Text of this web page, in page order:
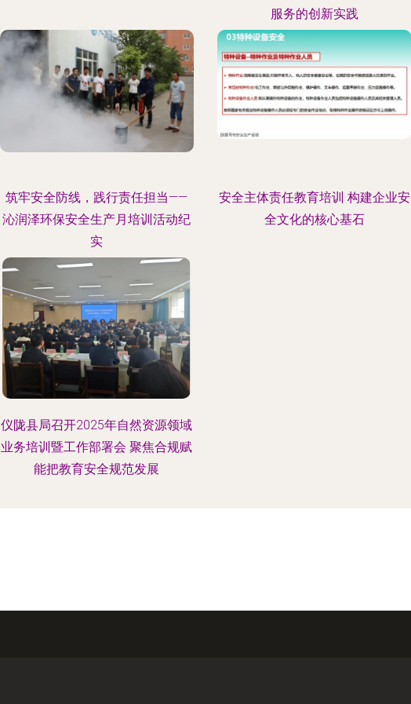
服务的创新实践
筑牢安全防线，践行责任担当——
沁润泽环保安全生产月培训活动纪
实
安全主体责任教育培训 构建企业安
全文化的核心基石
仪陇县局召开2025年自然资源领域
业务培训暨工作部署会 聚焦合规赋
能把教育安全规范发展